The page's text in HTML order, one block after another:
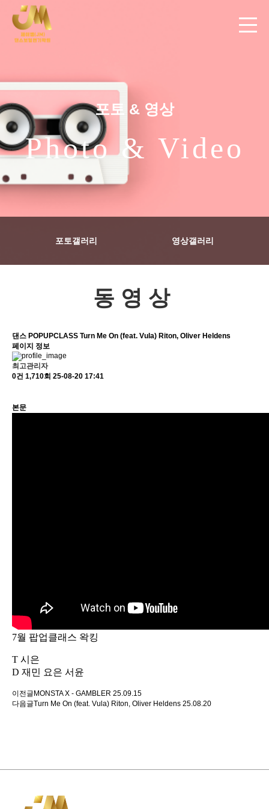
포토 & 영상
Photo & Video
포토갤러리 영상갤러리
동영상
댄스 POPUPCLASS Turn Me On (feat. Vula) Riton, Oliver Heldens
페이지 정보
최고관리자
0건 1,710회 25-08-20 17:41
본문
7월 팝업클래스 왁킹
T 시은
D 재민 요은 서윤
이전글 MONSTA X - GAMBLER 25.09.15
다음글Turn Me On (feat. Vula) Riton, Oliver Heldens 25.08.20
사이트 정보